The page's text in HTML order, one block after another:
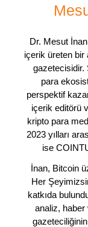
Dr. Mesut
içerik üreten bir
gazetecisidir.
para
perspektif
içerik editörü
kripto para
2023 yılları
ise
İnan, Bitcoin
Her
katkıda
analiz, haber